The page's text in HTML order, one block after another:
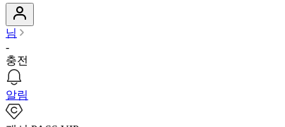
님
-
충전
알림